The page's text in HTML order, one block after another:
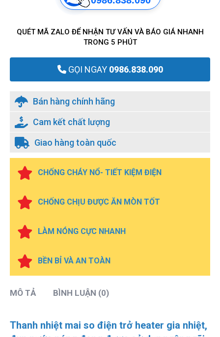
QUÉT MÃ ZALO ĐỂ NHẬN TƯ VẤN VÀ BÁO GIÁ NHANH
TRONG 5 PHÚT
GỌI NGAY0986.838.090
Bán hàng chính hãng
Cam kết chất lượng
Giao hàng toàn quốc
CHỐNG CHÁY NỔ- TIẾT KIỆM ĐIỆN
CHỐNG CHỊU ĐƯỢC ĂN MÒN TỐT
LÀM NÓNG CỰC NHANH
BỀN BỈ VÀ AN TOÀN
MÔ TẢ BÌNH LUẬN (0)
Thanh nhiệt mai so điện trở heater gia nhiệt,